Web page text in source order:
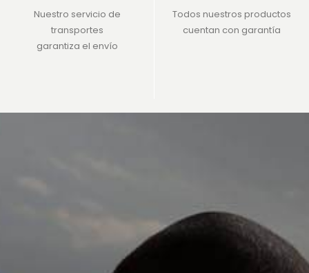
Nuestro servicio de
transportes
garantiza el envío
Todos nuestros productos
cuentan con garantía